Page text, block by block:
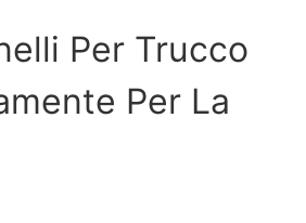
Per Trucco
Per La